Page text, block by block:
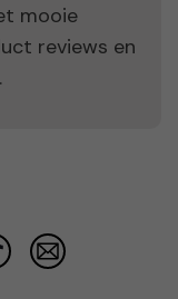
mooie
reviews en